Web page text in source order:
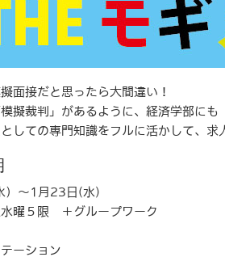
面接だと思ったら大間違い！
擬裁判」があるように、経済学部にも
しての専門知識をフルに活かして、求
）～1月23日(水)
水曜５限 ＋グループワーク
ーション